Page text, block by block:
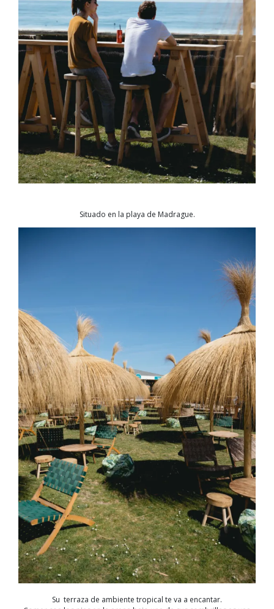
Situado en la playa de Madrague.
Su terraza de ambiente tropical te va a encantar.